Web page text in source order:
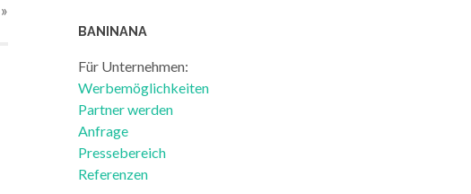
»
BANINANA
Für Unternehmen:
Werbemöglichkeiten
Partner werden
Anfrage
Pressebereich
Referenzen